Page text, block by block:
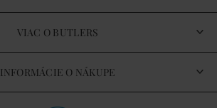
VIAC O BUTLERS
INFORMÁCIE O NÁKUPE